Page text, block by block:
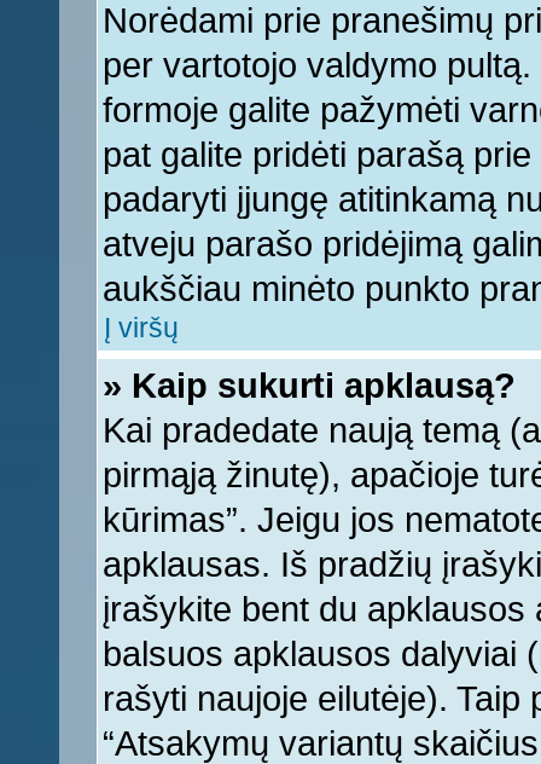
Norėdami prie pranešimų
per vartotojo valdymo
formoje galite pažymėti
pat galite pridėti parašą
padaryti įjungę atitinkamą
atveju parašo pridėjimą
aukščiau minėto punkto
Į viršų
» Kaip sukurti apklausą?
Kai pradedate naują temą
pirmąją žinutę), apačioje
kūrimas”. Jeigu jos
apklausas. Iš pradžių
įrašykite bent du
balsuos apklausos dalyviai
rašyti naujoje eilutėje).
“Atsakymų variantų